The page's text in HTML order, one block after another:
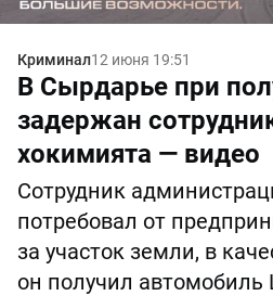
Криминал12 июня 19:51
В Сырдарье при
задержан
хокимията — видео
Сотрудник
потребовал от
за участок земли, в
он получил автомобиль